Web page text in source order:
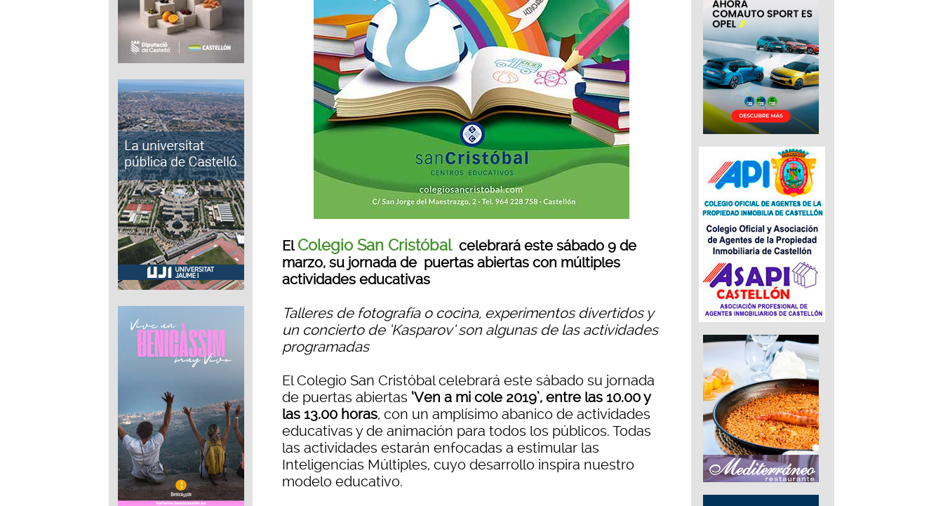
El Colegio San Cristóbal celebrará este sábado 9 de
marzo, su jornada de puertas abiertas con múltiples
actividades educativas
Talleres de fotografía o cocina, experimentos divertidos y
un concierto de ‘Kasparov’ son algunas de las actividades
programadas
El Colegio San Cristóbal celebrará este sábado su jornada
de puertas abiertas ‘Ven a mi cole 2019’, entre las 10.00 y
las 13.00 horas, con un amplísimo abanico de actividades
educativas y de animación para todos los públicos. Todas
las actividades estarán enfocadas a estimular las
Inteligencias Múltiples, cuyo desarrollo inspira nuestro
modelo educativo.